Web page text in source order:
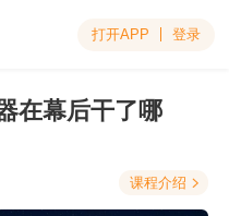
打开APP 登录
在幕后干了哪
课程介绍 